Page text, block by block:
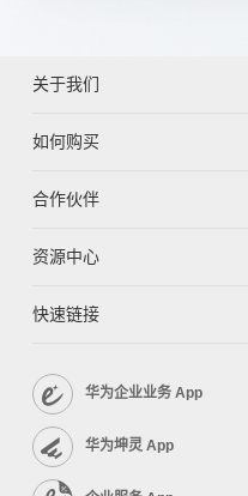
关于我们
如何购买
合作伙伴
资源中心
快速链接
华为企业业务 App
华为坤灵 App